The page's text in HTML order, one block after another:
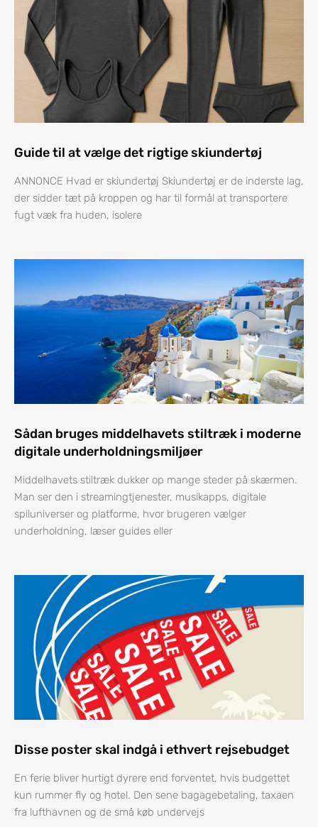
Guide til at vælge det rigtige skiundertøj
ANNONCE Hvad er skiundertøj Skiundertøj er de inderste lag,
der sidder tæt på kroppen og har til formål at transportere
fugt væk fra huden, isolere
Sådan bruges middelhavets stiltræk i moderne
digitale underholdningsmiljøer
Middelhavets stiltræk dukker op mange steder på skærmen.
Man ser den i streamingtjenester, musikapps, digitale
spiluniverser og platforme, hvor brugeren vælger
underholdning, læser guides eller
Disse poster skal indgå i ethvert rejsebudget
En ferie bliver hurtigt dyrere end forventet, hvis budgettet
kun rummer fly og hotel. Den sene bagagebetaling, taxaen
fra lufthavnen og de små køb undervejs